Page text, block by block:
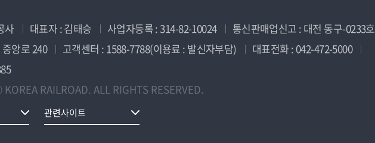
사 대표자 : 김태승 사업자등록 : 314-82-10024
통신판매업신고 : 대전 동구-0233호
앙로 240
고객센터 : 1588-7788(이용료 : 발신자부담)
대표전화 : 042-472-5000
RAILROAD. ALL RIGHTS RESERVED.
관련사이트